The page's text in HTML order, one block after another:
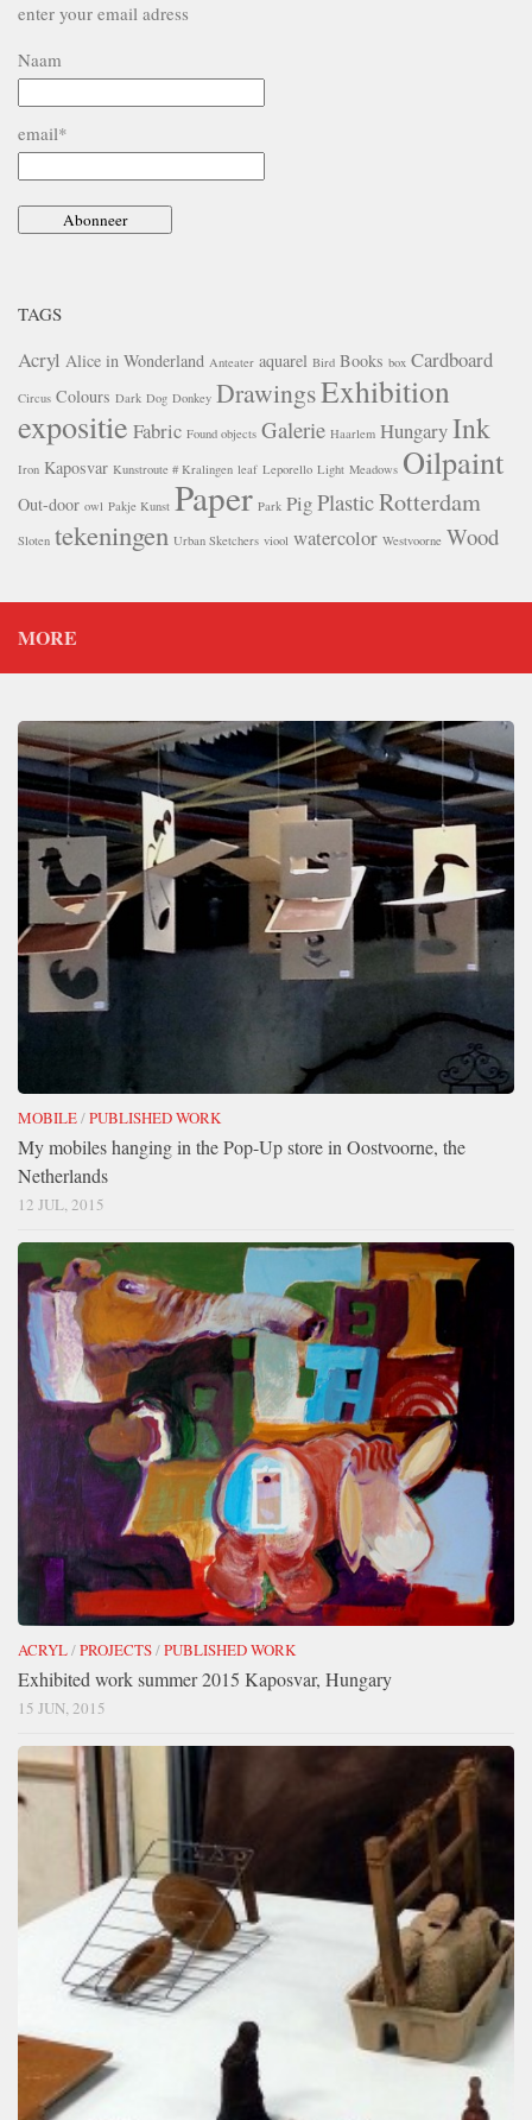
enter your email adress
Naam
email*
TAGS
Acryl Alice in Wonderland Anteater aquarel Bird Books box Cardboard
Circus Colours Dark Dog Donkey DrawingsExhibition
expositie Fabric Found objects Galerie Haarlem HungaryInk
Iron Kaposvar Kunstroute # Kralingen leaf Leporello Light Meadows Oilpaint
Out-door owl Pakje Kunst Paper Park PigPlasticRotterdam
Sloten tekeningen Urban Sketchers viool watercolor Westvoorne Wood
MORE
MOBILE/PUBLISHED WORK
My mobiles hanging in the Pop-Up store in Oostvoorne, the
Netherlands
12 JUL, 2015
ACRYL/PROJECTS/PUBLISHED WORK
Exhibited work summer 2015 Kaposvar, Hungary
15 JUN, 2015